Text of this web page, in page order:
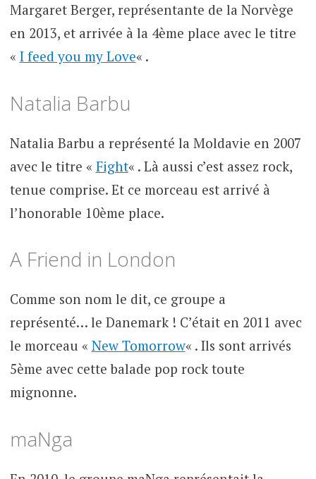
Margaret Berger, représentante de la Norvège
en 2013, et arrivée à la 4ème place avec le titre
« I feed you my Love« .
Natalia Barbu
Natalia Barbu a représenté la Moldavie en 2007
avec le titre « Fight« . Là aussi c’est assez rock,
tenue comprise. Et ce morceau est arrivé à
l’honorable 10ème place.
A Friend in London
Comme son nom le dit, ce groupe a
représenté… le Danemark ! C’était en 2011 avec
le morceau « New Tomorrow« . Ils sont arrivés
5ème avec cette balade pop rock toute
mignonne.
maNga